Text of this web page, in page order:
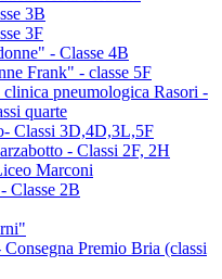
3B
3F
- Classe 4B
Frank" - classe 5F
pneumologica Rasori -
quarte
Classi 3D,4D,3L,5F
- Classi 2F, 2H
Marconi
Classe 2B
Premio Bria (classi